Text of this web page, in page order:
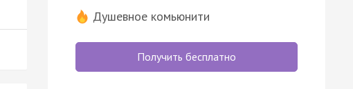
Душевное комьюнити
Получить бесплатно